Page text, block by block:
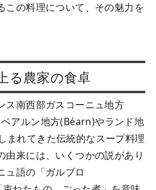
この料理について、その魅力を
る農家の食卓
ス南西部ガスコーニュ地方
アルン地方(Béarn)やランド地
まれてきた伝統的なスープ料理
由来には、いくつかの説があり
ュ語の「ガルブロ